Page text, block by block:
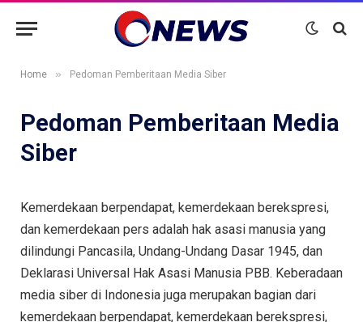
Home » Pedoman Pemberitaan Media Siber
Pedoman Pemberitaan Media
Siber
Kemerdekaan berpendapat, kemerdekaan berekspresi,
dan kemerdekaan pers adalah hak asasi manusia yang
dilindungi Pancasila, Undang-Undang Dasar 1945, dan
Deklarasi Universal Hak Asasi Manusia PBB. Keberadaan
media siber di Indonesia juga merupakan bagian dari
kemerdekaan berpendapat, kemerdekaan berekspresi,